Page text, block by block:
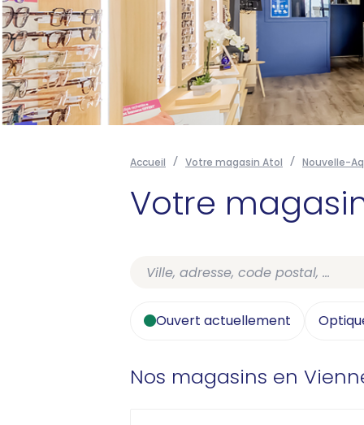
Accueil Votre magasin Atol Nouvelle-
Votre
Ouvert actuellement
Nos magasins en